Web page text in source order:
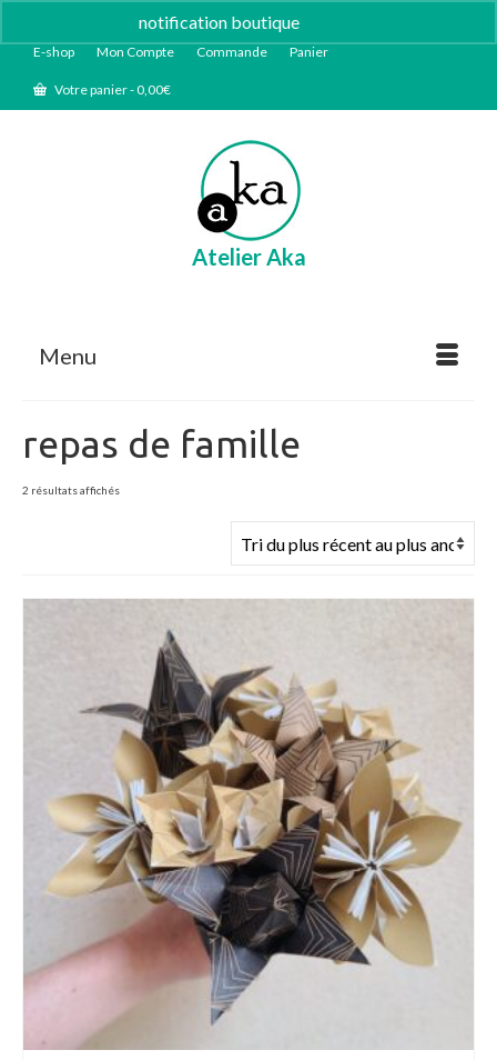
notification boutique
E-shop Mon Compte Commande Panier
Votre panier-0,00€
Atelier Aka
Menu
repas de famille
2 résultats affichésTrié